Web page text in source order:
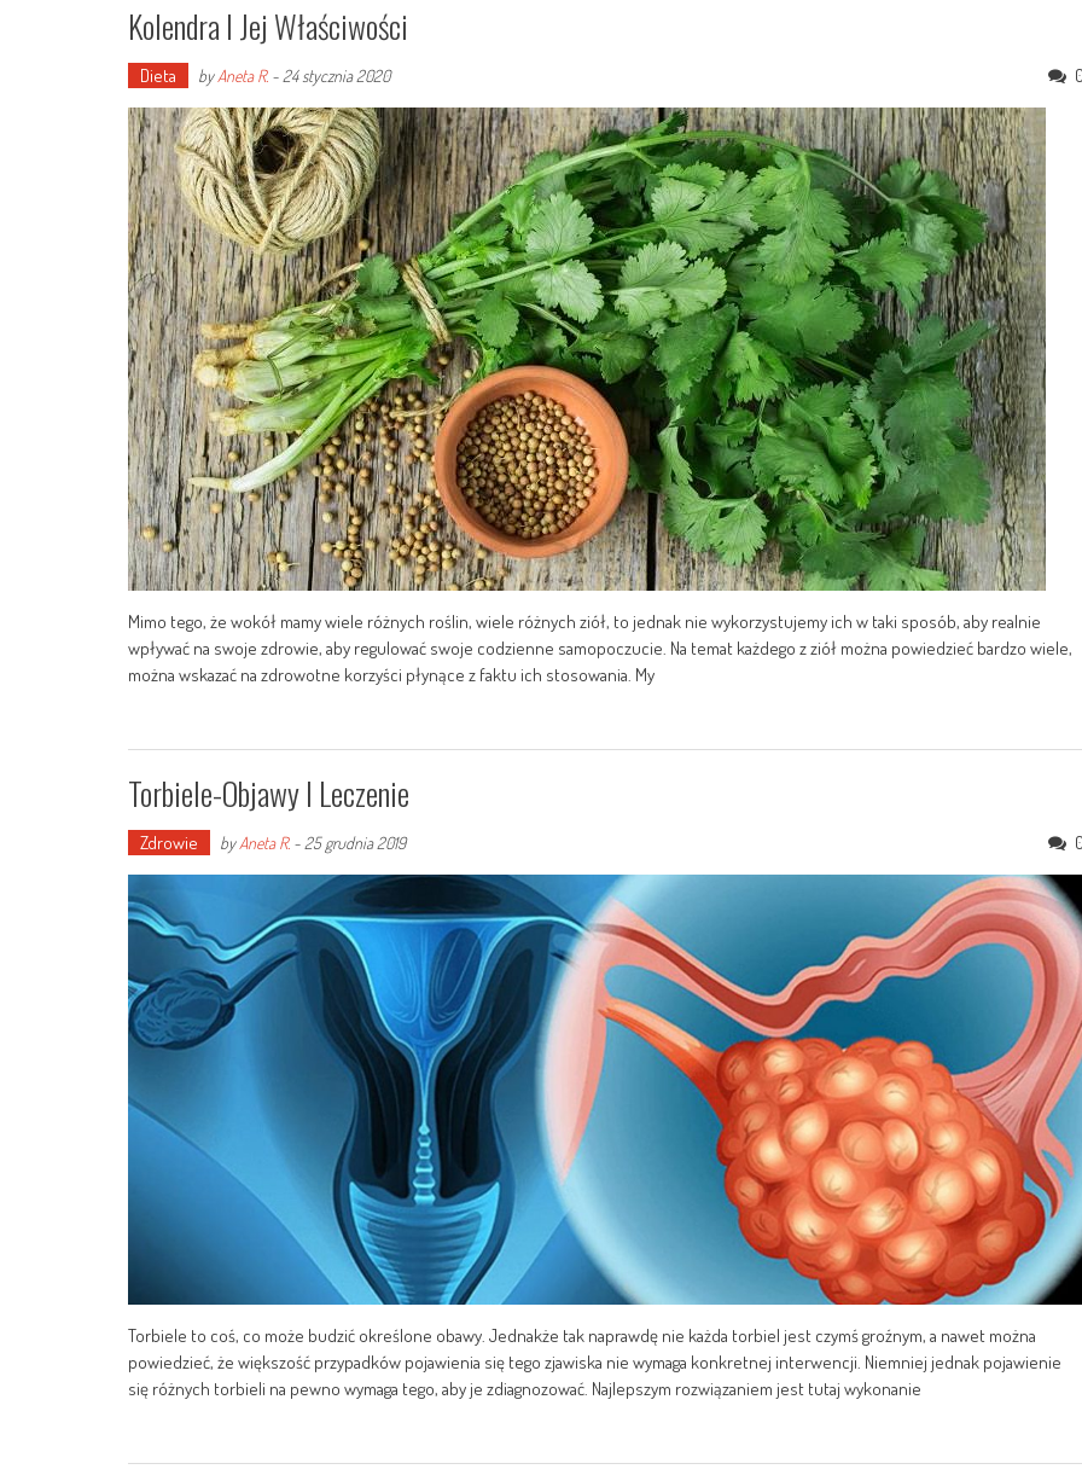
Kolendra I Jej Właściwości
Dieta byAneta R. - 24 stycznia 2020
Mimo tego, że wokół mamy wiele różnych roślin, wiele różnych ziół, to jednak nie wykorzystujemy ich w taki sposób, aby realnie
wpływać na swoje zdrowie, aby regulować swoje codzienne samopoczucie. Na temat każdego z ziół można powiedzieć bardzo wiele,
można wskazać na zdrowotne korzyści płynące z faktu ich stosowania. My
Torbiele-Objawy I Leczenie
Zdrowie byAneta R. - 25 grudnia 2019
Torbiele to coś, co może budzić określone obawy. Jednakże tak naprawdę nie każda torbiel jest czymś groźnym, a nawet można
powiedzieć, że większość przypadków pojawienia się tego zjawiska nie wymaga konkretnej interwencji. Niemniej jednak pojawienie
się różnych torbieli na pewno wymaga tego, aby je zdiagnozować. Najlepszym rozwiązaniem jest tutaj wykonanie